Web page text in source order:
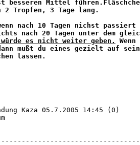
besseren Mittel
Tropfen, 3 Tage lang.
nach 10 Tagen nichst
es nicht weiter geben.
mußt du eines gezielt auf
lassen.
Kaza 05.7.2005 14:45 (0)